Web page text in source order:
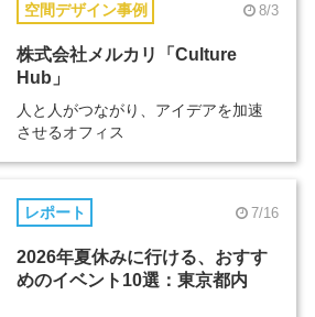
空間デザイン事例 8/3
株式会社メルカリ「Culture
Hub」
人と人がつながり、アイデアを加速
させるオフィス
レポート 7/16
2026年夏休みに行ける、おすす
めのイベント10選：東京都内